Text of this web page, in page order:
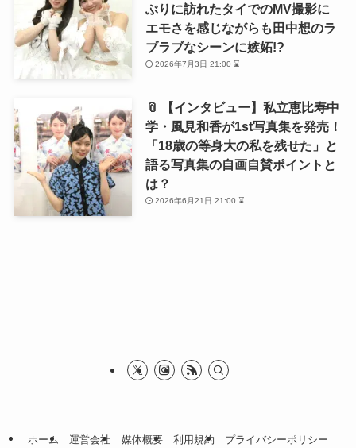
ぶりに訪れたタイでのMV撮影に
エモさを感じながらも田中想のラ
ブラブなシーンに嫉妬!?
2026年7月3日 21:00 ⌛
📎 【インタビュー】私立恵比寿中
学・風見和香が1st写真集を発売！
「18歳の等身大の私を残せた」と
語る写真集の自画自賛ポイントと
は？
2026年6月21日 21:00 ⌛
ホーム 運営会社 媒体概要 利用規約 プライバシーポリシー